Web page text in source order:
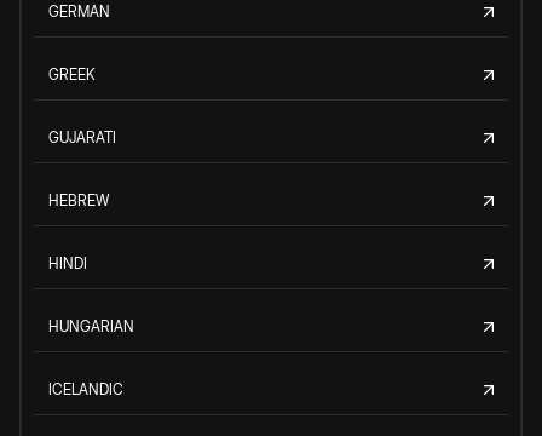
GERMAN
GREEK
GUJARATI
HEBREW
HINDI
HUNGARIAN
ICELANDIC